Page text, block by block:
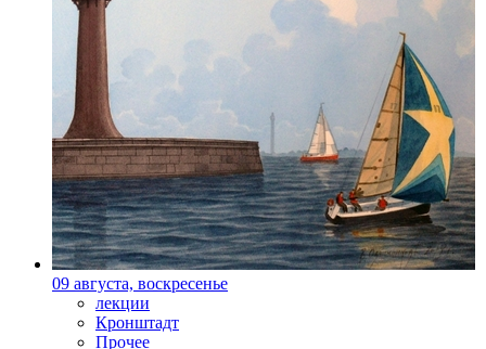
09 августа, воскресенье
лекции
Кронштадт
Прочее